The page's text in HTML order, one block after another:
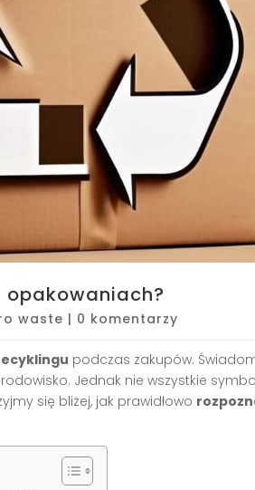
opakowaniach?
waste | 0 komentarzy
podczas zakupów.
Jednak nie wszystkie
się bliżej, jak prawidłowo